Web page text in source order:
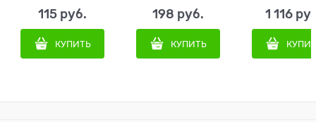
115 руб.
КУПИТЬ
198 руб.
КУПИТЬ
1 116